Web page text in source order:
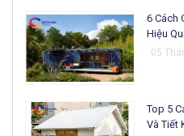
6 Cách
Hiệu
05
Top 5
Và Tiết